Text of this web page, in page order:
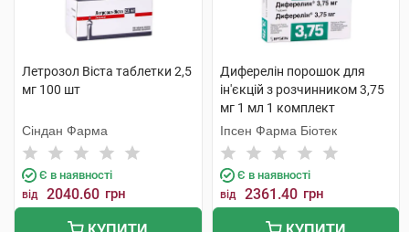
Летрозол Віста таблетки 2,5
мг 100 шт
Сіндан Фарма
Є в наявності
від 2040.60 грн
Диферелін порошок для
ін'єкцій з розчинником 3,75
мг 1 мл 1 комплект
Іпсен Фарма Біотек
Є в наявності
від 2361.40 грн